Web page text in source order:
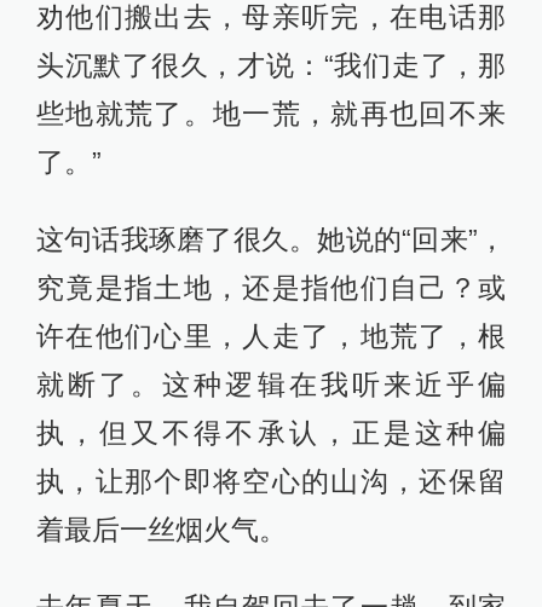
劝他们搬出去，母亲听完，在电话那
头沉默了很久，才说：“我们走了，那
些地就荒了。地一荒，就再也回不来
了。”
这句话我琢磨了很久。她说的“回来”，
究竟是指土地，还是指他们自己？或
许在他们心里，人走了，地荒了，根
就断了。这种逻辑在我听来近乎偏
执，但又不得不承认，正是这种偏
执，让那个即将空心的山沟，还保留
着最后一丝烟火气。